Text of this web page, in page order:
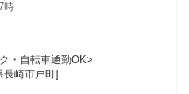
時
・自転車通勤OK>
長崎市戸町]